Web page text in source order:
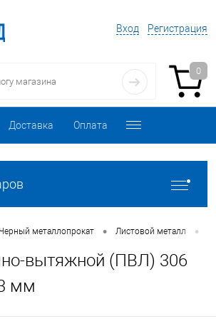
Вход Регистрация
0
Доставка Оплата
Черный металлопрокат • Листовой металл •
вытяжной (ПВЛ) 306
мм